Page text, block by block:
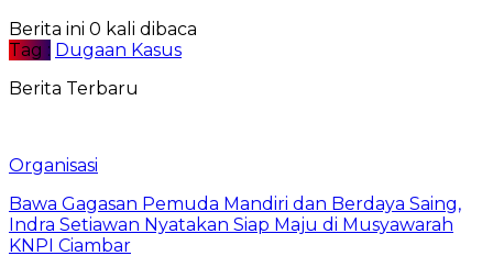
Berita ini 0 kali dibaca
Tag : Dugaan Kasus
Berita Terbaru
Organisasi
Bawa Gagasan Pemuda Mandiri dan Berdaya Saing,
Indra Setiawan Nyatakan Siap Maju di Musyawarah
KNPI Ciambar